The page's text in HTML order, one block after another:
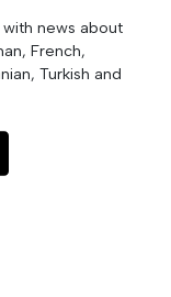
news about
French,
Turkish and